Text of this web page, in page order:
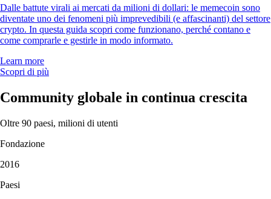
Dalle battute virali ai mercati da milioni di dollari: le memecoin sono
diventate uno dei fenomeni più imprevedibili (e affascinanti) del settore
crypto. In questa guida scopri come funzionano, perché contano e
come comprarle e gestirle in modo informato.
Learn more
Scopri di più
Community globale in continua crescita
Oltre 90 paesi, milioni di utenti
Fondazione
2016
Paesi